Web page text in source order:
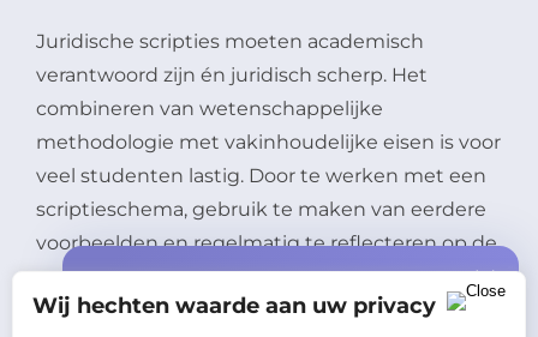
Wij hechten waarde aan uw privacy
Juridische scripties moeten academisch
verantwoord zijn én juridisch scherp. Het
combineren van wetenschappelijke
methodologie met vakinhoudelijke eisen is voor
veel studenten lastig. Door te werken met een
scriptieschema, gebruik te maken van eerdere
voorbeelden en regelmatig te reflecteren op de
opbouw, kunnen zij beter balanceren tussen
vorm en inhoud.
Speciale aanbieding